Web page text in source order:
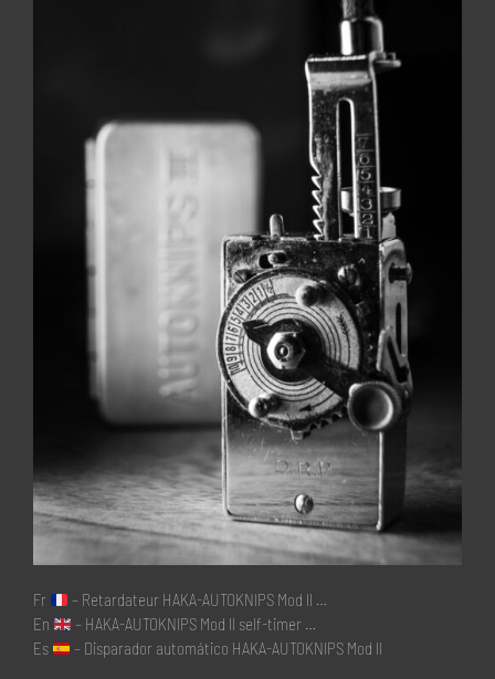
Fr
– Retardateur HAKA-AUTOKNIPS Mod II …
En
– HAKA-AUTOKNIPS Mod II self-timer …
Es
– Disparador automático HAKA-AUTOKNIPS Mod II